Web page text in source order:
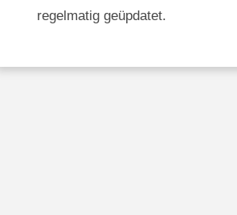
regelmatig geüpdatet.